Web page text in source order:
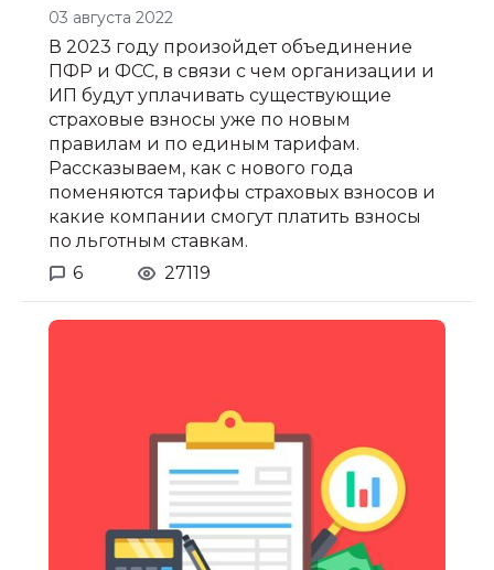
03 августа 2022
В 2023 году произойдет объединение
ПФР и ФСС, в связи с чем организации и
ИП будут уплачивать существующие
страховые взносы уже по новым
правилам и по единым тарифам.
Рассказываем, как с нового года
поменяются тарифы страховых взносов и
какие компании смогут платить взносы
по льготным ставкам.
6
27119